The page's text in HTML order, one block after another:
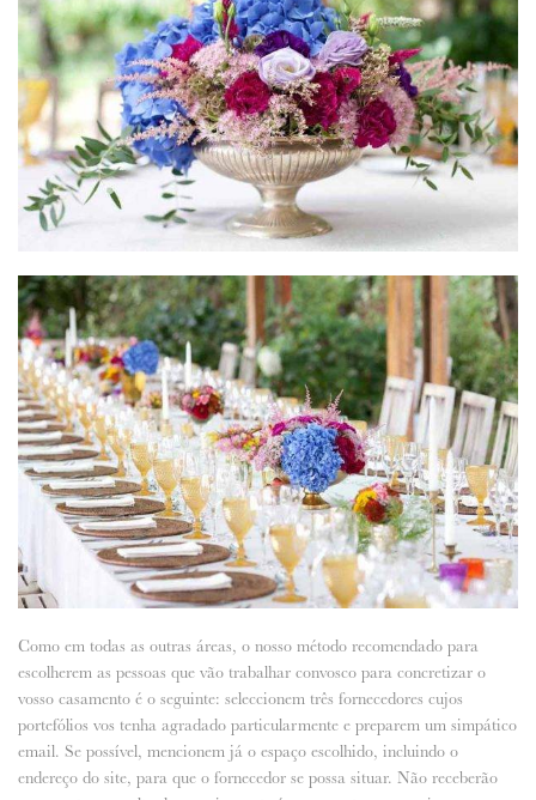
Como em todas as outras áreas, o nosso método recomendado para
escolherem as pessoas que vão trabalhar convosco para concretizar o
vosso casamento é o seguinte: seleccionem três fornecedores cujos
portefólios vos tenha agradado particularmente e preparem um simpático
email. Se possível, mencionem já o espaço escolhido, incluindo o
endereço do site, para que o fornecedor se possa situar. Não receberão